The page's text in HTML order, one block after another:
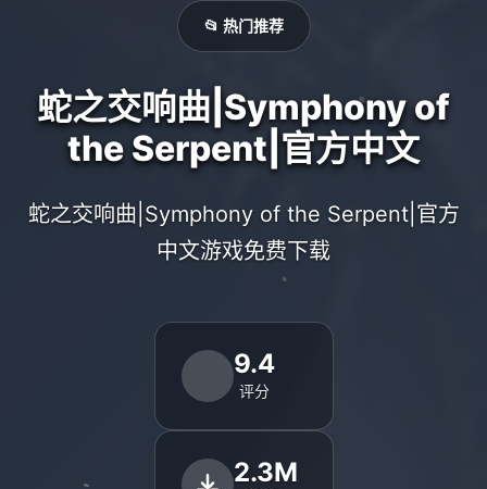
📂 热门推荐
蛇之交响曲|Symphony of
the Serpent|官方中文
蛇之交响曲|Symphony of the Serpent|官方
中文游戏免费下载
9.4
评分
2.3M